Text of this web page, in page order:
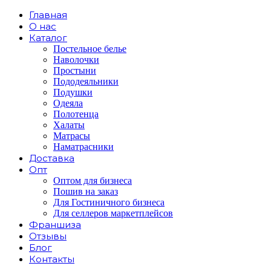
Главная
О нас
Каталог
Постельное белье
Наволочки
Простыни
Пододеяльники
Подушки
Одеяла
Полотенца
Халаты
Матрасы
Наматрасники
Доставка
Опт
Оптом для бизнеса
Пошив на заказ
Для Гостиничного бизнеса
Для селлеров маркетплейсов
Франшиза
Отзывы
Блог
Контакты